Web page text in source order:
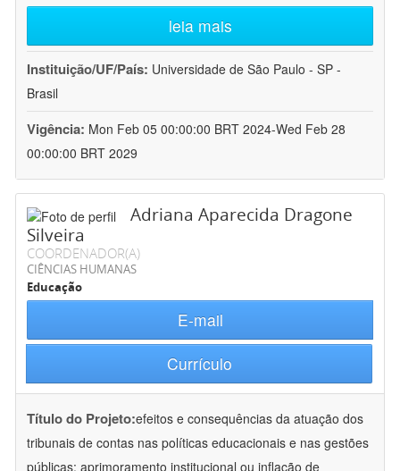
leia mais
Instituição/UF/País: Universidade de São Paulo - SP -
Brasil
Vigência: Mon Feb 05 00:00:00 BRT 2024-Wed Feb 28
00:00:00 BRT 2029
Adriana Aparecida Dragone
Silveira
COORDENADOR(A)
CIÊNCIAS HUMANAS
Educação
E-mail
Currículo
Título do Projeto:efeitos e consequências da atuação dos
tribunais de contas nas políticas educacionais e nas gestões
públicas: aprimoramento institucional ou inflação de